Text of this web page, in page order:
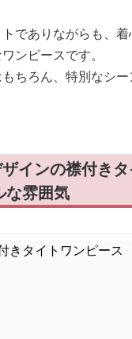
でありながらも、
ンピースです。
ちろん、特別なシ
インの襟付き
な雰囲気